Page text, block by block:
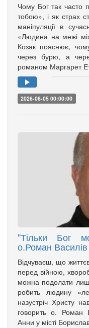
Чому Бог так часто
тобою», і як страх
маніпуляції в
«Людина на межі
Козак пояснює,
через бурю, а
романом Маргарет
2026-08-05 00:00:00
"Тільки Бог
о.Роман Василів
Відчуваєш, що
перед війною,
можна подолати
робить людину
назустріч Христу
говорить о. Роман
Анни у місті